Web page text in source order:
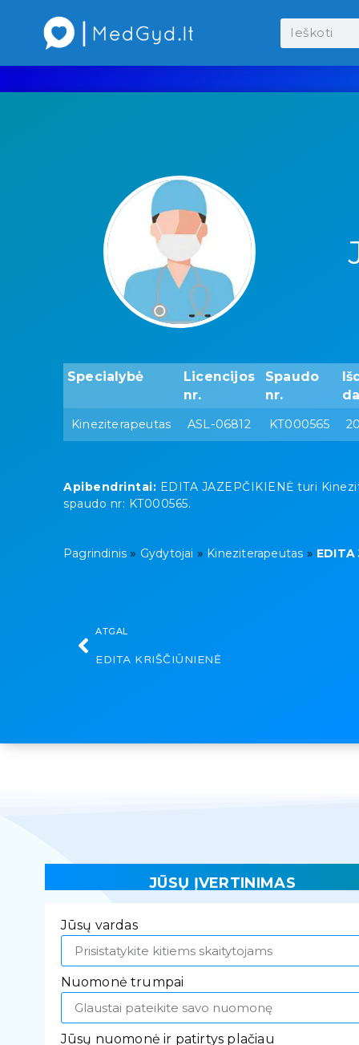
Specialybė
Licencijos
nr.
Spaudo
nr.
Kineziterapeutas ASL-06812 KT000565
Apibendrintai: EDITA JAZEPČIKIENĖ turi
spaudo nr: KT000565.
Pagrindinis » Gydytojai » Kineziterapeutas » EDITA
ATGAL
EDITA KRIŠČIŪNIENĖ
JŪSŲ ĮVERTINIMAS
Jūsų vardas
Nuomonė trumpai
Jūsų nuomonė ir patirtys plačiau